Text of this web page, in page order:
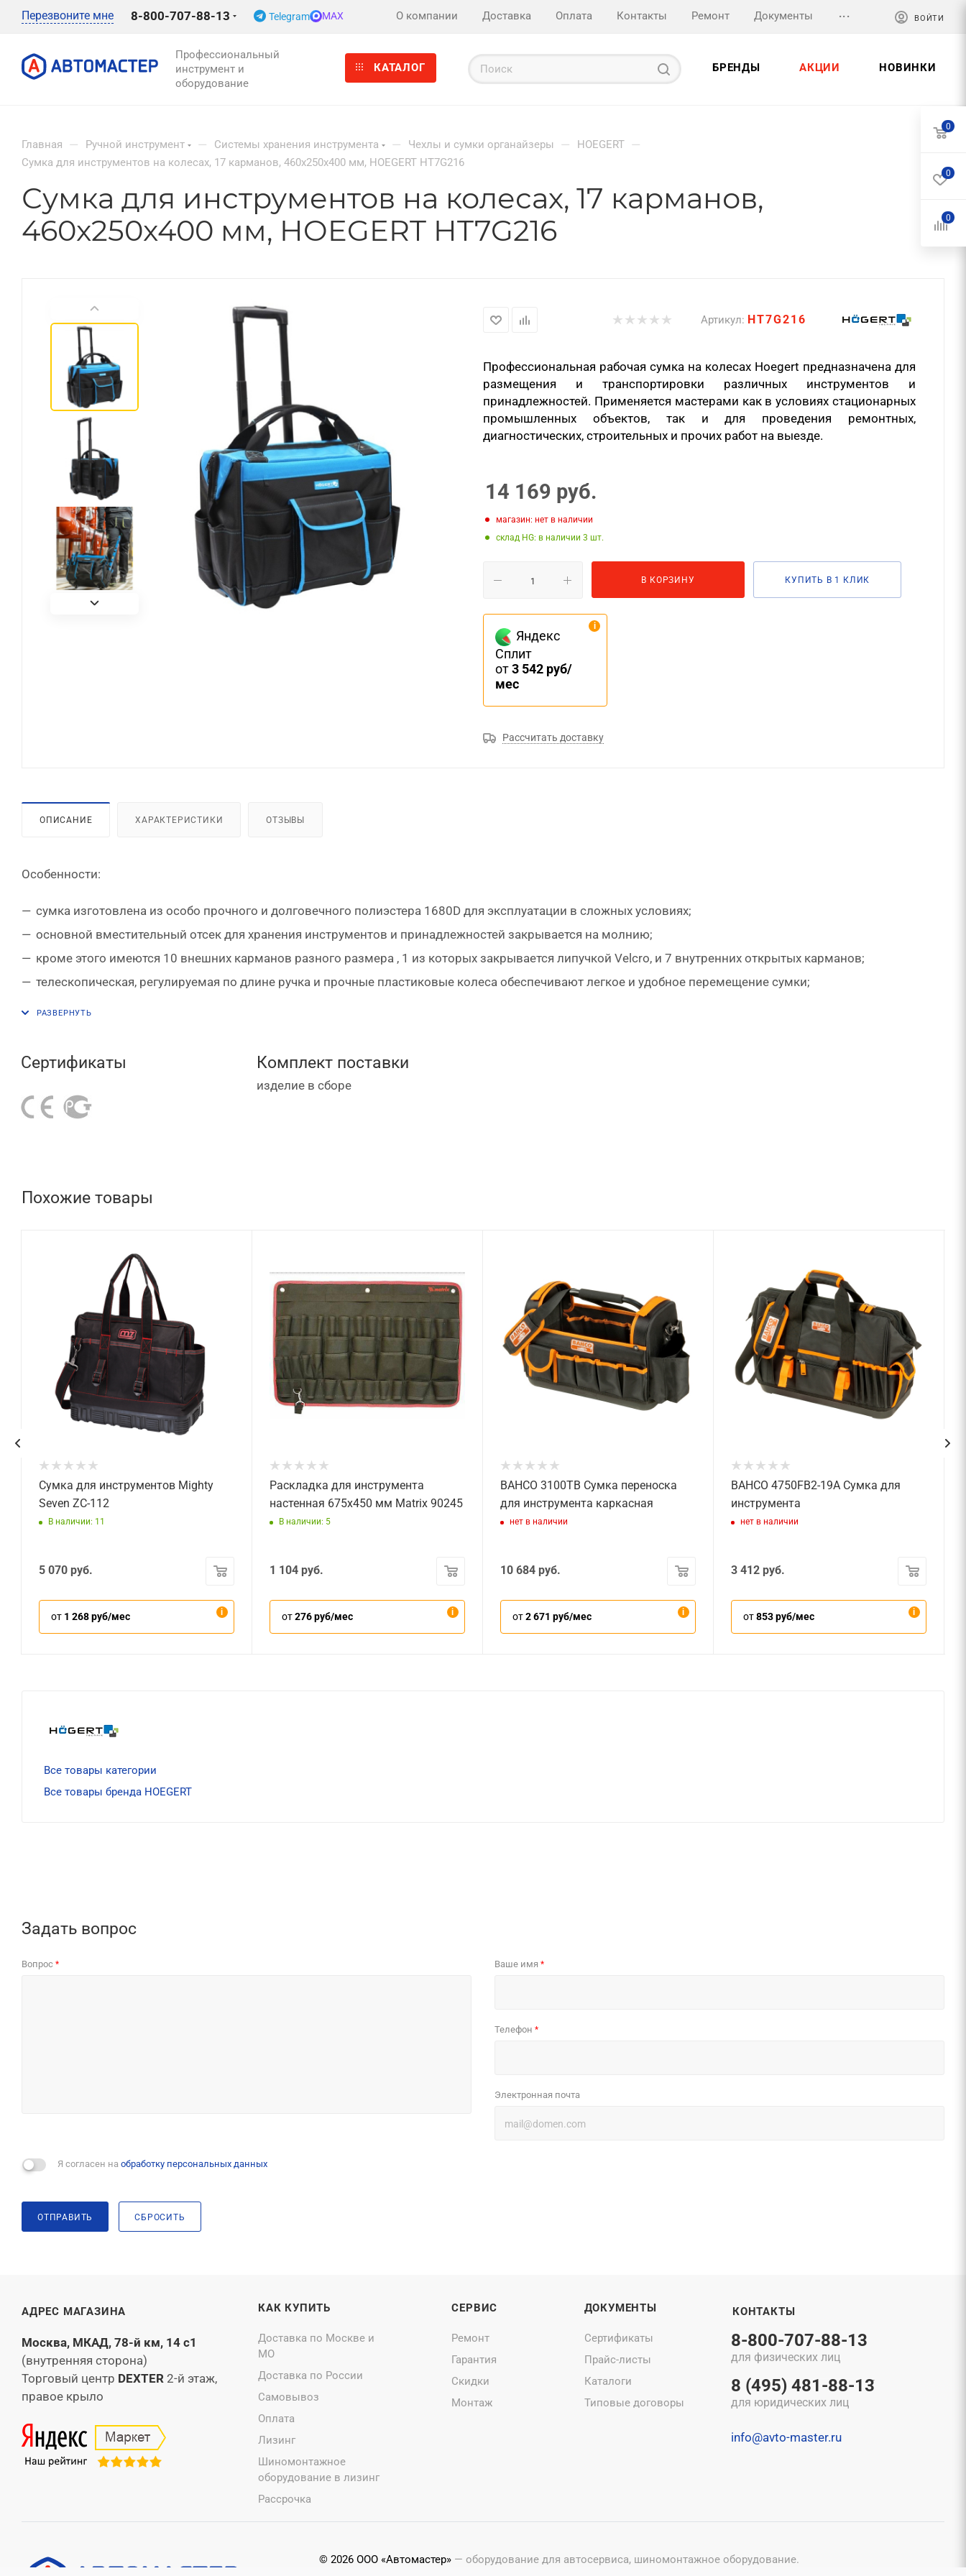
Перезвоните мне 8-800-707-88-13 Telegram MAX О компании Доставка Оплата Контакты Ремонт Документы ... ВОЙТИ
Профессиональный
инструмент и
оборудование
КАТАЛОГ БРЕНДЫ АКЦИИ НОВИНКИ
Главная — Ручной инструмент — Системы хранения инструмента — Чехлы и сумки органайзеры — HOEGERT —
Сумка для инструментов на колесах, 17 карманов, 460x250x400 мм, HOEGERT HT7G216
Сумка для инструментов на колесах, 17 карманов,
460x250x400 мм, HOEGERT HT7G216
Артикул: HT7G216
Профессиональная рабочая сумка на колесах Hoegert предназначена для
размещения и транспортировки различных инструментов и
принадлежностей. Применяется мастерами как в условиях стационарных
промышленных объектов, так и для проведения ремонтных,
диагностических, строительных и прочих работ на выезде.
14 169 руб.
Магазин: нет в наличии
Склад HG: в наличии 3
В КОРЗИНУ КУПИТЬ В 1 КЛИК
Яндекс
Сплит
от3 542 руб/
мес
Рассчитать доставку
ОПИСАНИЕ ХАРАКТЕРИСТИКИ ОТЗЫВЫ
Особенности:
сумка изготовлена из особо прочного и долговечного полиэстера 1680D для эксплуатации в сложных условиях;
основной вместительный отсек для хранения инструментов и принадлежностей закрывается на молнию;
кроме этого имеются 10 внешних карманов разного размера , 1 из которых закрывается липучкой Velcro, и 7 внутренних открытых карманов;
телескопическая, регулируемая по длине ручка и прочные пластиковые колеса обеспечивают легкое и удобное перемещение сумки;
Сертификаты Комплект поставки
изделие в сборе
Похожие товары
Сумка для инструментов Mighty
Seven ZC-112
В наличии: 11
5 070 руб.
от 1 268 руб/мес
Раскладка для инструмента
настенная 675х450 мм Matrix 90245
В наличии: 5
1 104 руб.
от276 руб/мес
BAHCO 3100TB Сумка переноска
для инструмента каркасная
нет в наличии
10 684 руб.
от2 671 руб/мес
BAHCO 4750FB2-19A Сумка для
инструмента
нет в наличии
3 412 руб.
от853 руб/мес
Все товары категории
Все товары бренда HOEGERT
Задать вопрос
Вопрос * Ваше имя *
Телефон *
Электронная почта
Я согласен на обработку персональных данных
ОТПРАВИТЬ СБРОСИТЬ
АДРЕС МАГАЗИНА
Москва, МКАД, 78-й км, 14 с1
(внутренняя сторона)
Торговый центр DEXTER 2-й этаж,
правое крыло
КАК КУПИТЬ
Доставка по Москве и
МО
Доставка по России
Самовывоз
Оплата
Лизинг
Шиномонтажное
оборудование в лизинг
Рассрочка
СЕРВИС
Ремонт
Гарантия
Скидки
Монтаж
ДОКУМЕНТЫ
Сертификаты
Прайс-листы
Каталоги
Типовые договоры
КОНТАКТЫ
8-800-707-88-13
для физических лиц
8 (495) 481-88-13
для юридических лиц
info@avto-master.ru
© 2026 ООО «Автомастер» — оборудование для автосервиса, шиномонтажное оборудование.
0
0
0